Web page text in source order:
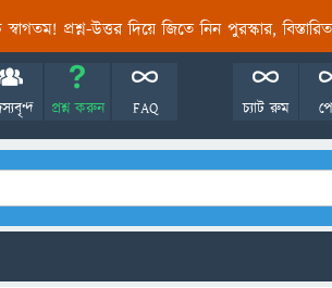
প্রশ্ন-উত্তর দিয়ে জিতে নিন পুরস্কার, বিস্তারিত
প্রশ্ন করুন FAQ চ্যাট রুম